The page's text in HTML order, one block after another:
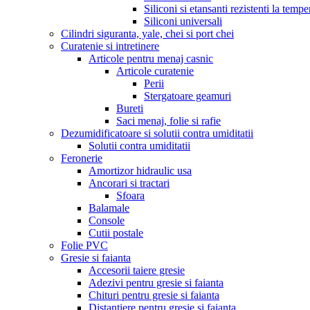
Siliconi si etansanti rezistenti la
Siliconi universali
Cilindri siguranta, yale, chei si port chei
Curatenie si intretinere
Articole pentru menaj casnic
Articole curatenie
Perii
Stergatoare geamuri
Bureti
Saci menaj, folie si rafie
Dezumidificatoare si solutii contra umiditatii
Solutii contra umiditatii
Feronerie
Amortizor hidraulic usa
Ancorari si tractari
Sfoara
Balamale
Console
Cutii postale
Folie PVC
Gresie si faianta
Accesorii taiere gresie
Adezivi pentru gresie si faianta
Chituri pentru gresie si faianta
Distantiere pentru gresie si faianta